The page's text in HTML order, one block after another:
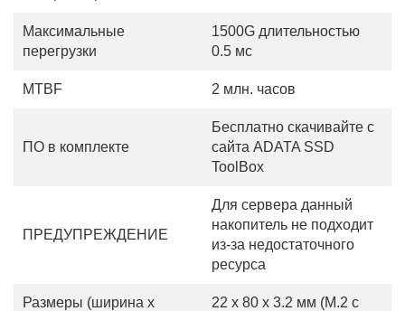
Максимальные
перегрузки
1500G длительностью
0.5 мс
MTBF 2 млн. часов
ПО в комплекте
Бесплатно скачивайте с
сайта ADATA SSD
ToolBox
ПРЕДУПРЕЖДЕНИЕ
Для сервера данный
накопитель не подходит
из-за недостаточного
ресурса
Размеры (ширина х
22 x 80 x 3.2 мм (M.2 с